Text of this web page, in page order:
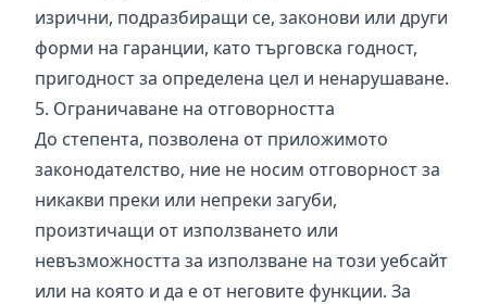
изрични, подразбиращи се, законови или други
форми на гаранции, като търговска годност,
пригодност за определена цел и ненарушаване.
5. Ограничаване на отговорността
До степента, позволена от приложимото
законодателство, ние не носим отговорност за
никакви преки или непреки загуби,
произтичащи от използването или
невъзможността за използване на този уебсайт
или на която и да е от неговите функции. За